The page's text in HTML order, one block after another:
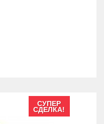
СУПЕР
СДЕЛКА!